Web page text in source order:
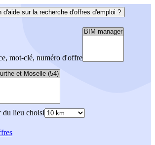
d'aide sur la recherche d'offres d'emploi ?
mot-clé, numéro d'offre
du lieu choisi